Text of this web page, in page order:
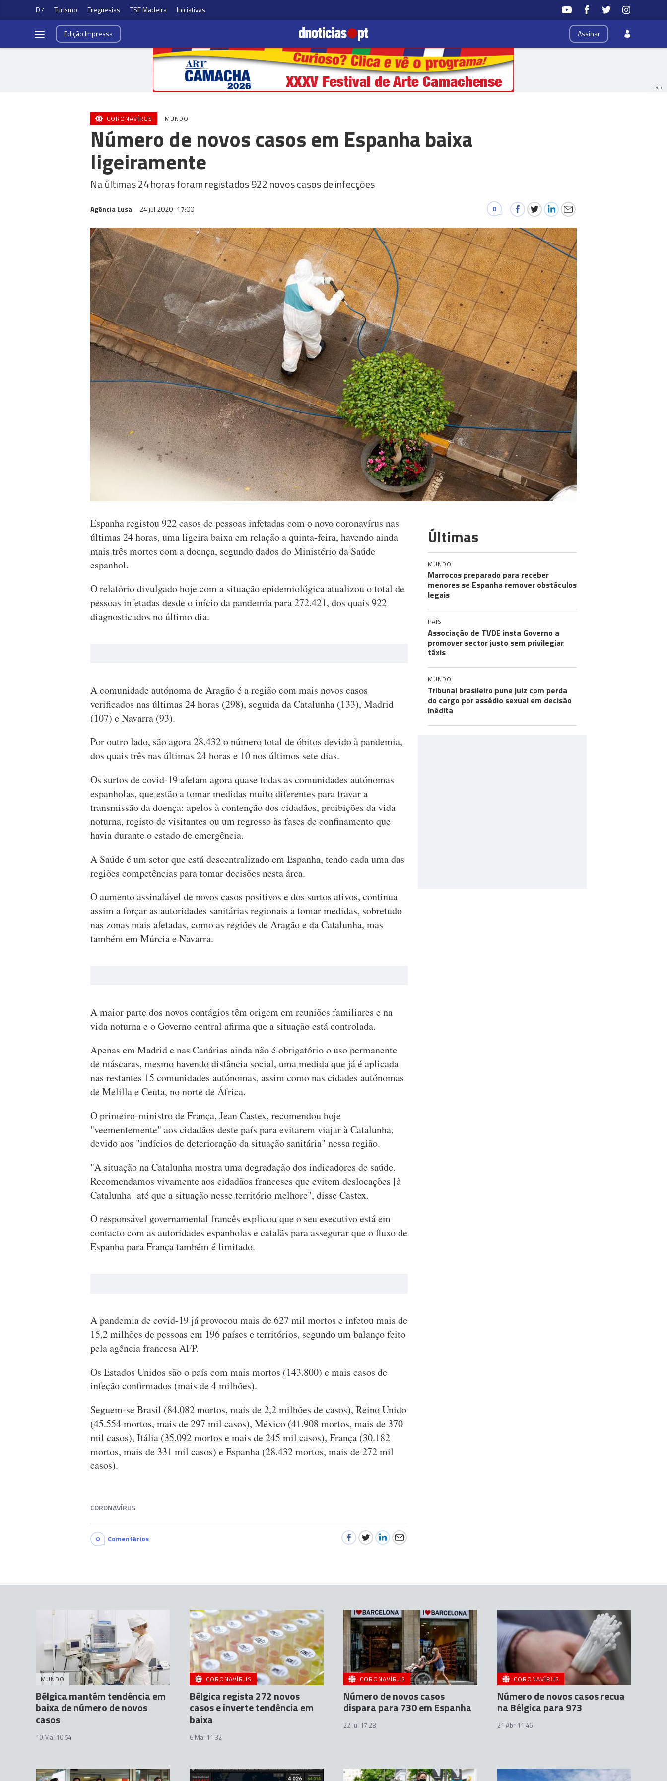
D7 Turismo Freguesias TSF Madeira Iniciativas
Assinar
EdiçãoImpressa
PUB
CORONAVÍRUS MUNDO
Número de novos casos em Espanha baixa
ligeiramente
Na últimas 24 horas foram registados 922 novos casos de infecções
Agência Lusa 24 jul 2020 17:00 0
Espanha registou 922 casos de pessoas infetadas com o novo coronavírus nas
últimas 24 horas, uma ligeira baixa em relação a quinta-feira, havendo ainda
mais três mortes com a doença, segundo dados do Ministério da Saúde
espanhol.
O relatório divulgado hoje com a situação epidemiológica atualizou o total de
pessoas infetadas desde o início da pandemia para 272.421, dos quais 922
diagnosticados no último dia.
A comunidade autónoma de Aragão é a região com mais novos casos
verificados nas últimas 24 horas (298), seguida da Catalunha (133), Madrid
(107) e Navarra (93).
Por outro lado, são agora 28.432 o número total de óbitos devido à pandemia,
dos quais três nas últimas 24 horas e 10 nos últimos sete dias.
Os surtos de covid-19 afetam agora quase todas as comunidades autónomas
espanholas, que estão a tomar medidas muito diferentes para travar a
transmissão da doença: apelos à contenção dos cidadãos, proibições da vida
noturna, registo de visitantes ou um regresso às fases de confinamento que
havia durante o estado de emergência.
A Saúde é um setor que está descentralizado em Espanha, tendo cada uma das
regiões competências para tomar decisões nesta área.
O aumento assinalável de novos casos positivos e dos surtos ativos, continua
assim a forçar as autoridades sanitárias regionais a tomar medidas, sobretudo
nas zonas mais afetadas, como as regiões de Aragão e da Catalunha, mas
também em Múrcia e Navarra.
A maior parte dos novos contágios têm origem em reuniões familiares e na
vida noturna e o Governo central afirma que a situação está controlada.
Apenas em Madrid e nas Canárias ainda não é obrigatório o uso permanente
de máscaras, mesmo havendo distância social, uma medida que já é aplicada
nas restantes 15 comunidades autónomas, assim como nas cidades autónomas
de Melilla e Ceuta, no norte de África.
O primeiro-ministro de França, Jean Castex, recomendou hoje
"veementemente" aos cidadãos deste país para evitarem viajar à Catalunha,
devido aos "indícios de deterioração da situação sanitária" nessa região.
"A situação na Catalunha mostra uma degradação dos indicadores de saúde.
Recomendamos vivamente aos cidadãos franceses que evitem deslocações [à
Catalunha] até que a situação nesse território melhore", disse Castex.
O responsável governamental francês explicou que o seu executivo está em
contacto com as autoridades espanholas e catalãs para assegurar que o fluxo de
Espanha para França também é limitado.
A pandemia de covid-19 já provocou mais de 627 mil mortos e infetou mais de
15,2 milhões de pessoas em 196 países e territórios, segundo um balanço feito
pela agência francesa AFP.
Os Estados Unidos são o país com mais mortos (143.800) e mais casos de
infeção confirmados (mais de 4 milhões).
Seguem-se Brasil (84.082 mortos, mais de 2,2 milhões de casos), Reino Unido
(45.554 mortos, mais de 297 mil casos), México (41.908 mortos, mais de 370
mil casos), Itália (35.092 mortos e mais de 245 mil casos), França (30.182
mortos, mais de 331 mil casos) e Espanha (28.432 mortos, mais de 272 mil
casos).
CORONAVÍRUS
0 Comentários
Últimas
MUNDO
Marrocos preparado para receber
menores se Espanha remover obstáculos
legais
PAÍS
Associação de TVDE insta Governo a
promover sector justo sem privilegiar
táxis
MUNDO
Tribunal brasileiro pune juiz com perda
do cargo por assédio sexual em decisão
inédita
MUNDO
Bélgica mantém tendência em
baixa de número de novos
casos
10 Mai 10:54
CORONAVÍRUS
Bélgica regista 272 novos
casos e inverte tendência em
baixa
6 Mai 11:32
CORONAVÍRUS
Número de novos casos
dispara para 730 em Espanha
22 Jul 17:28
CORONAVÍRUS
Número de novos casos recua
na Bélgica para 973
21 Abr 11:46